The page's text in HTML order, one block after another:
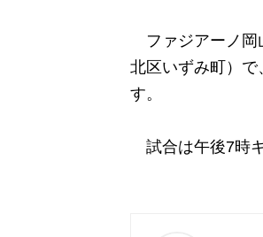
ファジアーノ岡
北区いずみ町）で
す。
試合は午後7時